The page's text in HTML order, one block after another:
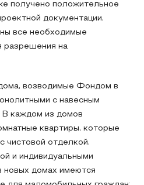
получено положительное
документации,
все необходимые
разрешения на
возводимые Фондом в
с навесным
каждом из домов
квартиры, которые
чистовой отделкой,
и индивидуальными
новых домах имеются